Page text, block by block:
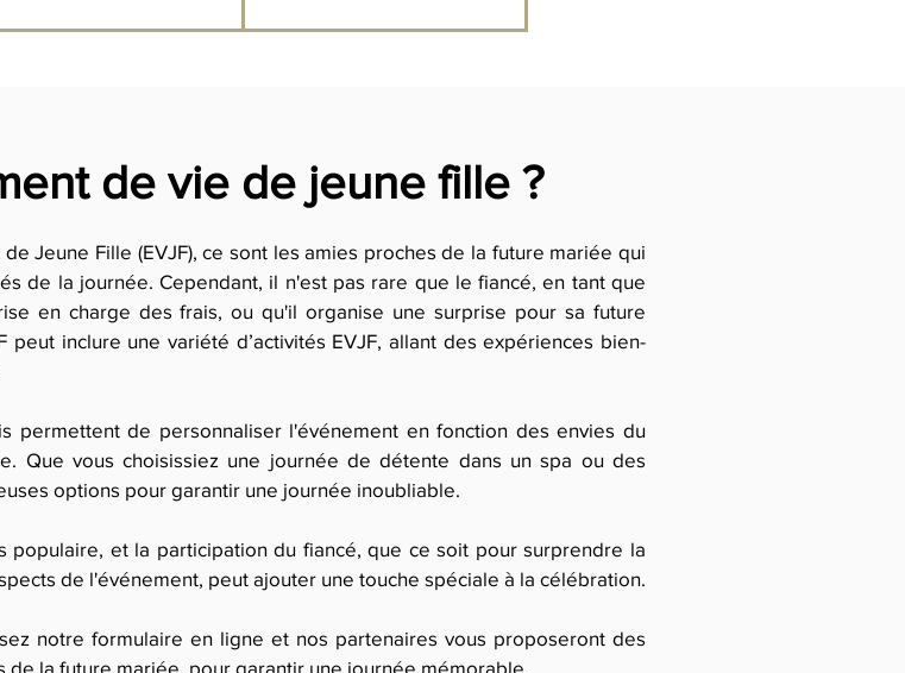
de vie de jeune fille ?
Jeune Fille (EVJF), ce sont les amies proches de la future mariée qui
de la journée. Cependant, il n'est pas rare que le fiancé, en tant que
en charge des frais, ou qu'il organise une surprise pour sa future
peut inclure une variété d’activités EVJF, allant des expériences bien-
permettent de personnaliser l'événement en fonction des envies du
Que vous choisissiez une journée de détente dans un spa ou des
options pour garantir une journée inoubliable.
populaire, et la participation du fiancé, que ce soit pour surprendre la
de l'événement, peut ajouter une touche spéciale à la célébration.
notre formulaire en ligne et nos partenaires vous proposeront des
de la future mariée, pour garantir une journée mémorable.